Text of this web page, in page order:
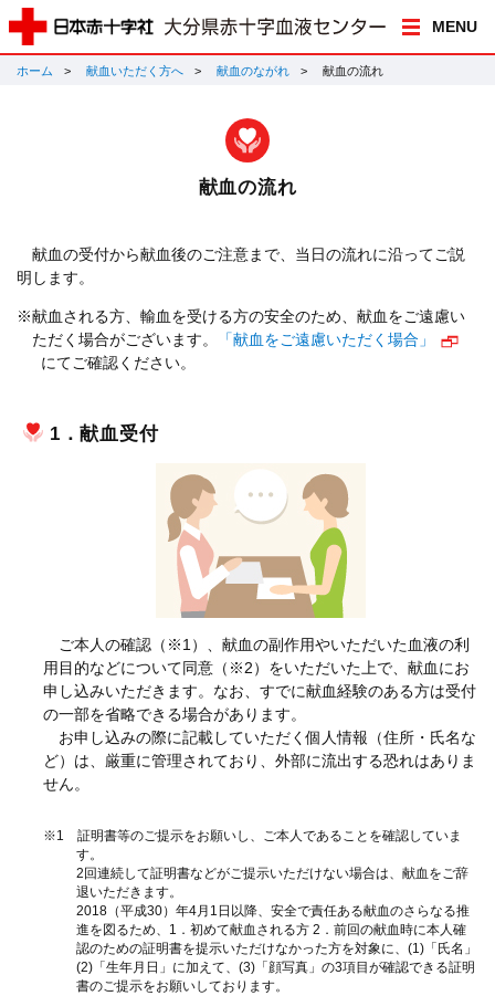
MENU
ホーム 献血いただく方へ 献血のながれ 献血の流れ
献血の流れ
献血の受付から献血後のご注意まで、当日の流れに沿ってご説
明します。
※献血される方、輸血を受ける方の安全のため、献血をご遠慮い
ただく場合がございます。
「献血をご遠慮いただく場合」
にてご確認ください。
1．献血受付
ご本人の確認（※1）、献血の副作用やいただいた血液の利
用目的などについて同意（※2）をいただいた上で、献血にお
申し込みいただきます。なお、すでに献血経験のある方は受付
の一部を省略できる場合があります。
お申し込みの際に記載していただく個人情報（住所・氏名な
ど）は、厳重に管理されており、外部に流出する恐れはありま
せん。
※1 証明書等のご提示をお願いし、ご本人であることを確認していま
す。
2回連続して証明書などがご提示いただけない場合は、献血をご辞
退いただきます。
2018（平成30）年4月1日以降、安全で責任ある献血のさらなる推
進を図るため、1．初めて献血される方 2．前回の献血時に本人確
認のための証明書を提示いただけなかった方を対象に、(1)「氏名」
(2)「生年月日」に加えて、(3)「顔写真」の3項目が確認できる証明
書のご提示をお願いしております。